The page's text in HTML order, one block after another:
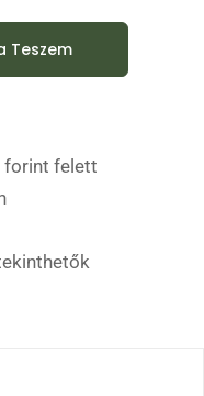
Teszem
forint felett